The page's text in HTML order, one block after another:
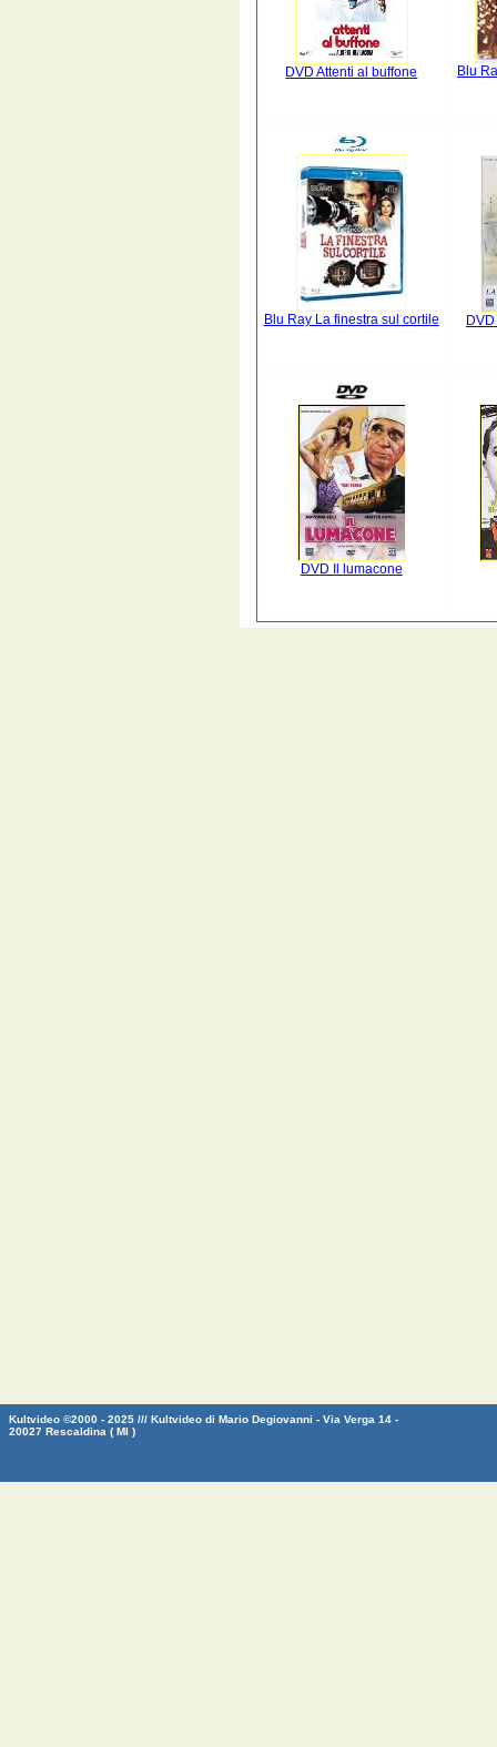
DVD Attenti al buffone Blu
Blu Ray La finestra sul cortile
DVD Il lumacone
Kultvideo ©2000 - 2025 /// Kultvideo di Mario Degiovanni - Via Verga 14 -
20027 Rescaldina ( MI )